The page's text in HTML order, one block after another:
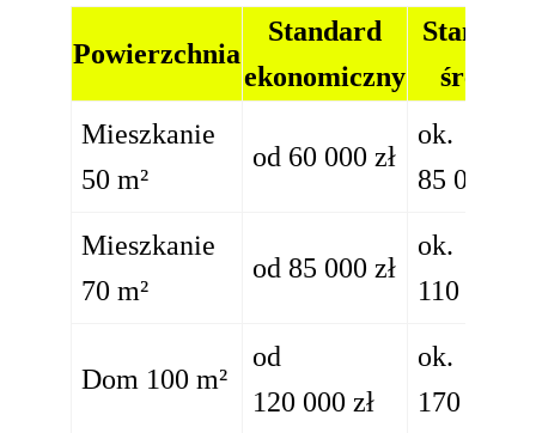
Powierzchnia
Standard
ekonomiczny
Standard
średni
Mieszkanie
50 m²
od 60 000 zł
ok.
85 000 zł
Mieszkanie
70 m²
od 85 000 zł
ok.
110 000
Dom 100 m²
od
120 000 zł
ok.
170 000